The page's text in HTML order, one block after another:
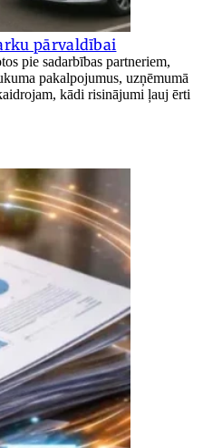
pārvaldībai
pie sadarbības partneriem,
pakalpojumus, uzņēmumā
kādi risinājumi ļauj ērti